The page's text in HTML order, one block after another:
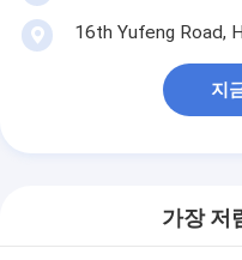
16th Yufeng Road,
지
가장 저